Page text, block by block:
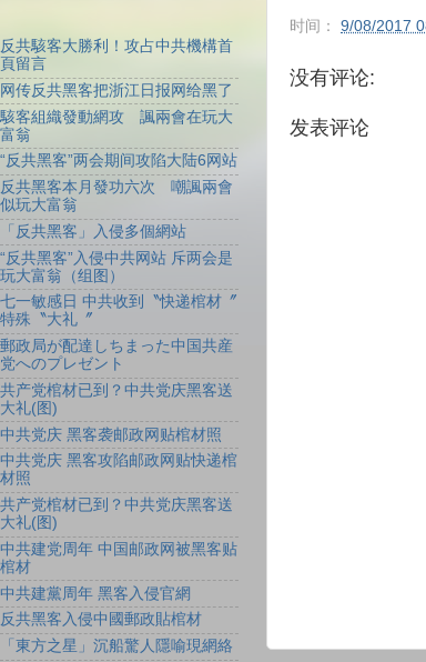
时间： 9/08/2017
没有评论:
发表评论
反共駭客大勝利！攻占中共機構首
頁留言
网传反共黑客把浙江日报网给黑了
駭客組織發動網攻 諷兩會在玩大
富翁
“反共黑客”两会期间攻陷大陆6网站
反共黑客本月發功六次 嘲諷兩會
似玩大富翁
「反共黑客」入侵多個網站
“反共黑客”入侵中共网站 斥两会是
玩大富翁（组图）
七一敏感日 中共收到〝快递棺材〞
特殊〝大礼〞
郵政局が配達しちまった中国共産
党へのプレゼント
共产党棺材已到？中共党庆黑客送
大礼(图)
中共党庆 黑客袭邮政网贴棺材照
中共党庆 黑客攻陷邮政网贴快递棺
材照
共产党棺材已到？中共党庆黑客送
大礼(图)
中共建党周年 中国邮政网被黑客贴
棺材
中共建黨周年 黑客入侵官網
反共黑客入侵中國郵政貼棺材
「東方之星」沉船驚人隱喻現網絡